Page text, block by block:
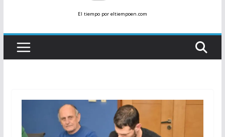
El tiempopor eltiempoen.com